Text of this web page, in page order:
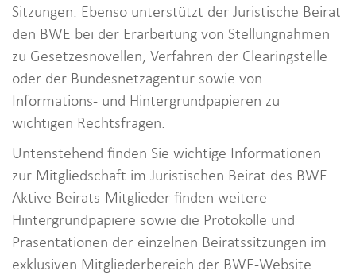
Sitzungen. Ebenso unterstützt der Juristische Beirat
den BWE bei der Erarbeitung von Stellungnahmen
zu Gesetzesnovellen, Verfahren der Clearingstelle
oder der Bundesnetzagentur sowie von
Informations- und Hintergrundpapieren zu
wichtigen Rechtsfragen.
Untenstehend finden Sie wichtige Informationen
zur Mitgliedschaft im Juristischen Beirat des BWE.
Aktive Beirats-Mitglieder finden weitere
Hintergrundpapiere sowie die Protokolle und
Präsentationen der einzelnen Beiratssitzungen im
exklusiven Mitgliederbereich der BWE-Website.